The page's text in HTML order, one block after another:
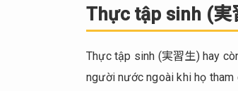
tập
sinh
習
生)
Thực tập sinh (実
Thực tập sinh (実習生) hay
người nước ngoài khi họ tham